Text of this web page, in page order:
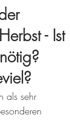
- Ist
als sehr